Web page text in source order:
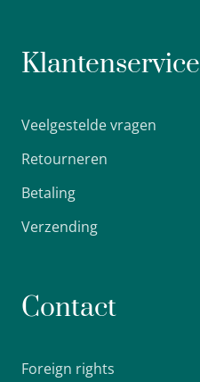
Klantenservice
Veelgestelde vragen
Retourneren
Betaling
Verzending
Contact
Foreign rights